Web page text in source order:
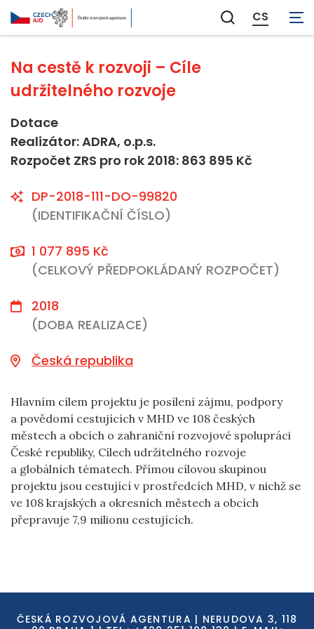
Zobrazit
vyhledávání
CS
Neaplikovatelné
Na cestě k rozvoji – Cíle
udržitelného rozvoje
Dotace
Realizátor: ADRA, o.p.s.
Rozpočet ZRS pro rok 2018: 863 895 Kč
DP-2018-111-DO-99820
(IDENTIFIKAČNÍ ČÍSLO)
1 077 895 Kč
(CELKOVÝ PŘEDPOKLÁDANÝ ROZPOČET)
2018
(DOBA REALIZACE)
Česká republika
Hlavním cílem projektu je posílení zájmu, podpory
a povědomí cestujících v MHD ve 108 českých
městech a obcích o zahraniční rozvojové spolupráci
České republiky, Cílech udržitelného rozvoje
a globálních tématech. Přímou cílovou skupinou
projektu jsou cestující v prostředcích MHD, v nichž se
ve 108 krajských a okresních městech a obcích
přepravuje 7,9 milionu cestujících.
ČESKÁ ROZVOJOVÁ AGENTURA | NERUDOVA 3, 118